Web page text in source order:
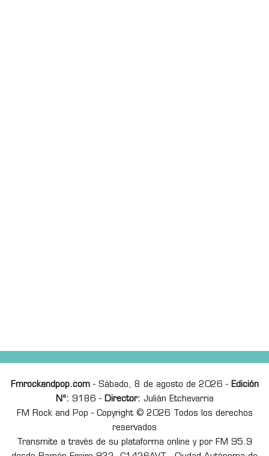
Fmrockandpop.com- Sábado, 8 de agosto de 2026 - Edición
Nº: 9186 - Director: Julián Etchevarria
FM Rock and Pop - Copyright © 2026 Todos los derechos
reservados
Transmite a través de su plataforma online y por FM 95.9